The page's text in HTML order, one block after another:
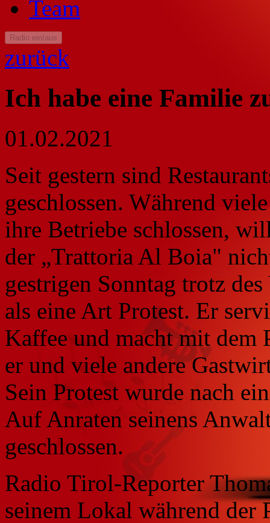
Team
Radio ein/aus
zurück
Ich habe eine Familie
01.02.2021
Seit gestern sind
geschlossen. Während
ihre Betriebe schlossen,
der „Trattoria Al Boia"
gestrigen Sonntag trotz
als eine Art Protest. Er
Kaffee und macht mit dem
er und viele andere
Sein Protest wurde nach
Auf Anraten seinens
geschlossen.
Radio Tirol-Reporter
seinem Lokal während der